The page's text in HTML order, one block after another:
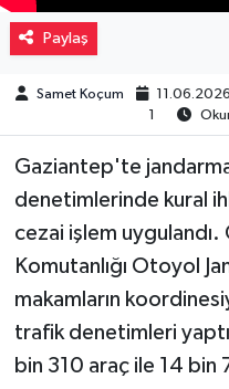
Paylaş
Samet Koçum
1
Gaziantep'te
denetimlerinde kural
cezai işlem
Komutanlığı Otoyol
makamların
trafik denetimleri
bin 310 araç ile 14 bin
Spor
Teknoloji
Türkiye
Video Haber